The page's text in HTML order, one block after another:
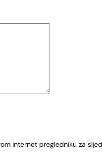
internet pregledniku za